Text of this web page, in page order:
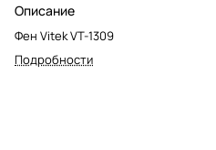
Описание
Фен Vitek VT-1309
Подробности